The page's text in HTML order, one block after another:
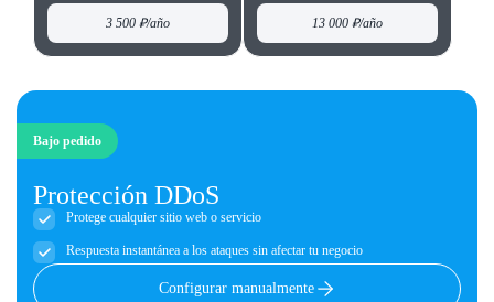
3 500 ₽/año
13 000 ₽/año
Bajo pedido
Protección DDoS
Protege cualquier sitio web o servicio
Respuesta instantánea a los ataques sin afectar tu negocio
Configurar manualmente